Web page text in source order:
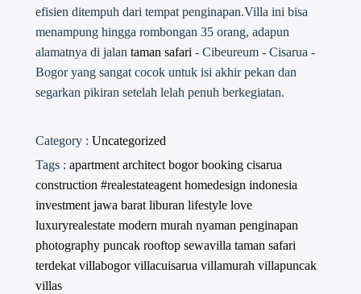
efisien ditempuh dari tempat penginapan.Villa ini bisa
menampung hingga rombongan 35 orang, adapun
alamatnya di jalan taman safari - Cibeureum - Cisarua -
Bogor yang sangat cocok untuk isi akhir pekan dan
segarkan pikiran setelah lelah penuh berkegiatan.
Category : Uncategorized
Tags : apartment architect bogorbooking cisarua
construction #realestateagent homedesign indonesia
investment jawa barat liburan lifestyle love
luxuryrealestate modern murah nyaman penginapan
photography puncak rooftop sewavilla taman safari
terdekat villabogorvillacuisarua villamurah villapuncak
villas